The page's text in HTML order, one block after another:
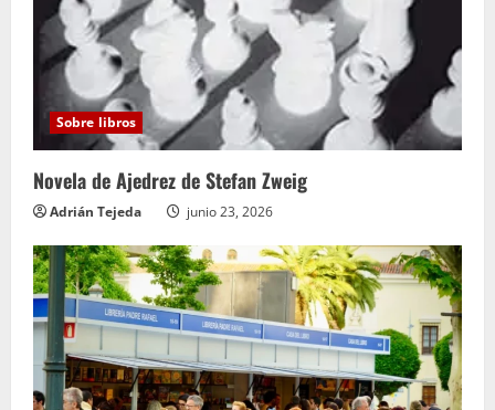
Sobre libros
Novela de Ajedrez de Stefan Zweig
Adrián Tejeda junio 23, 2026